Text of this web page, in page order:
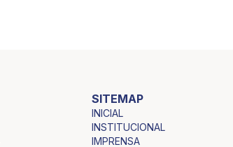
SITEMAP
INICIAL
INSTITUCIONAL
IMPRENSA